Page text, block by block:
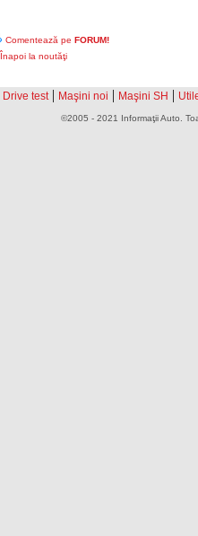
Comentează pe FORUM!
Înapoi la noutăţi
Drive test | Maşini noi | Maşini SH |
©2005 - 2021 Informaţii Auto.